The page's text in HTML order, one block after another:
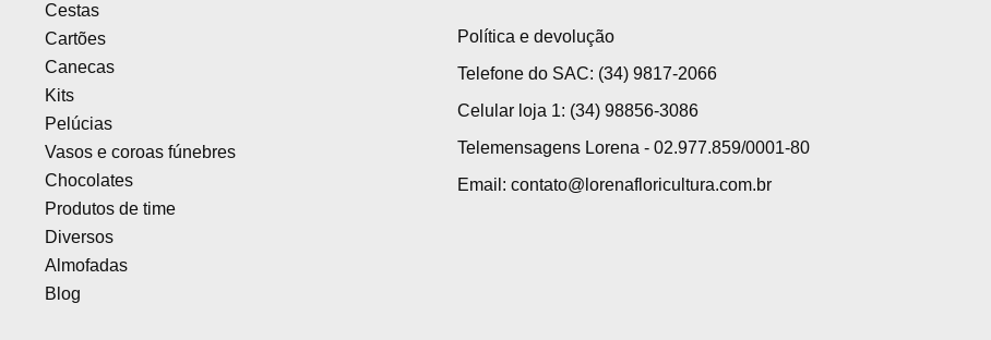
Cestas
Cartões
Canecas
Kits
Pelúcias
Vasos e coroas fúnebres
Chocolates
Produtos de time
Diversos
Almofadas
Blog
Política e devolução
Telefone do SAC: (34) 9817-2066
Celular loja 1: (34) 98856-3086
Telemensagens Lorena - 02.977.859/0001-80
Email: contato@lorenafloricultura.com.br